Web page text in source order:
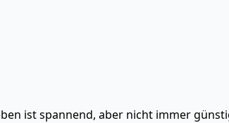
ist spannend, aber nicht immer